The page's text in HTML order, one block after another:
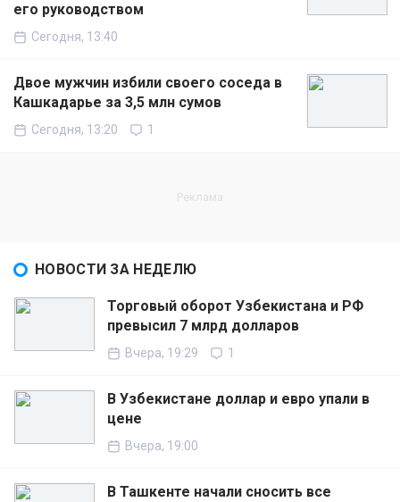
его руководством
Сегодня, 13:40
Двое мужчин избили своего соседа в
Кашкадарье за 3,5 млн сумов
Сегодня, 13:20 1
НОВОСТИ ЗА НЕДЕЛЮ
Торговый оборот Узбекистана и РФ
превысил 7 млрд долларов
Вчера, 19:29 1
В Узбекистане доллар и евро упали в
цене
Вчера, 19:00
В Ташкенте начали сносить все